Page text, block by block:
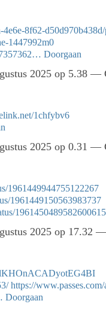
4e6e-8f62-
1447992m0
Doorgaan
2025 op 5.38 —
1chfybv6
2025 op 0.31 —
1961449944755122267
1961449150563983737
2025 op 17.32
https://
Doorgaan